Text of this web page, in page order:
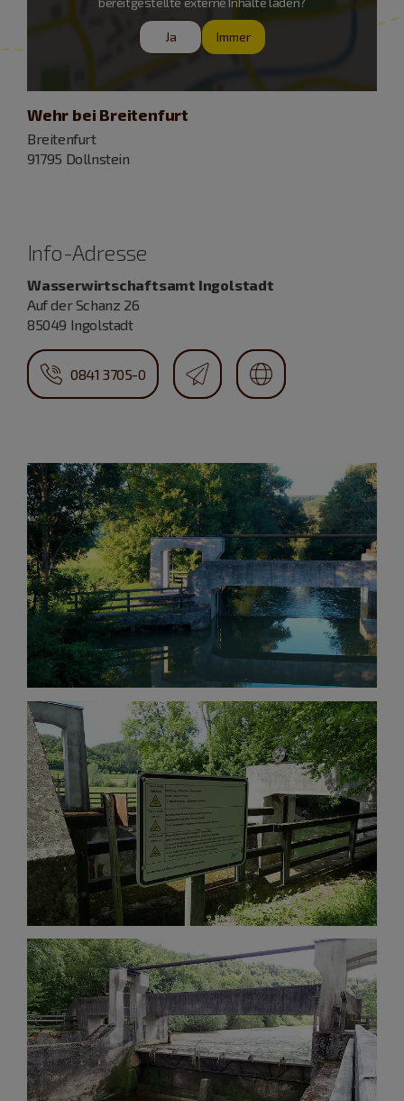
Ja Immer
Wehr bei Breitenfurt
Breitenfurt
91795 Dollnstein
Info-Adresse
Wasserwirtschaftsamt Ingolstadt
Auf der Schanz 26
85049 Ingolstadt
0841 3705-0